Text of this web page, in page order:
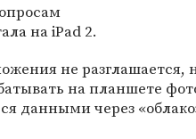
на iPad 2.
не разглашается,
на планшете
данными через